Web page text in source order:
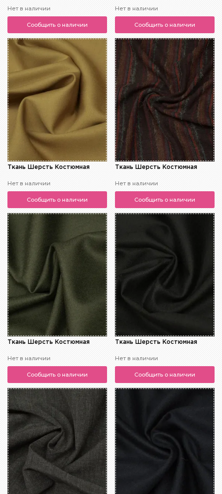
Нет в наличии
Сообщить о наличии
Нет в наличии
Сообщить о наличии
Ткань Шерсть Костюмная
Нет в наличии
Сообщить о наличии
Ткань Шерсть Костюмная
Нет в наличии
Сообщить о наличии
Ткань Шерсть Костюмная
Нет в наличии
Сообщить о наличии
Ткань Шерсть Костюмная
Нет в наличии
Сообщить о наличии